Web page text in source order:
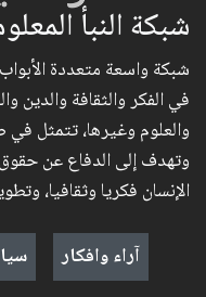
شبكة النبأ
شبكة واسعة متعددة
في الفكر والثقافة والدين
والعلوم وغيرها، تتمثل
وتهدف إلى الدفاع عن حقوق
الإنسان فكريا وثقافيا،
آراء وافكار